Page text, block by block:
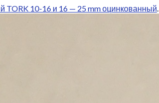
TORK 10-16 и 16 — 25 mm оцинкованный.